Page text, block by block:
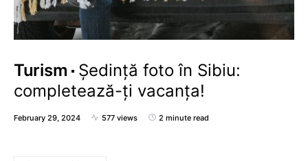
Turism
Ședință foto în Sibiu:
completează-ți vacanța!
February 29, 2024 577 views 2 minute read